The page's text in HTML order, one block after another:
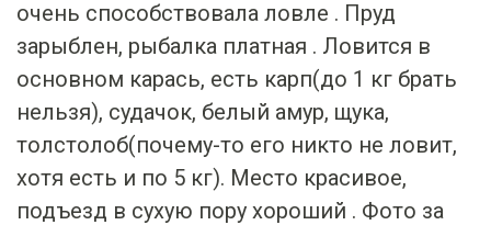
очень способствовала ловле . Пруд
зарыблен, рыбалка платная . Ловится в
основном карась, есть карп(до 1 кг брать
нельзя), судачок, белый амур, щука,
толстолоб(почему-то его никто не ловит,
хотя есть и по 5 кг). Место красивое,
подъезд в сухую пору хороший . Фото за